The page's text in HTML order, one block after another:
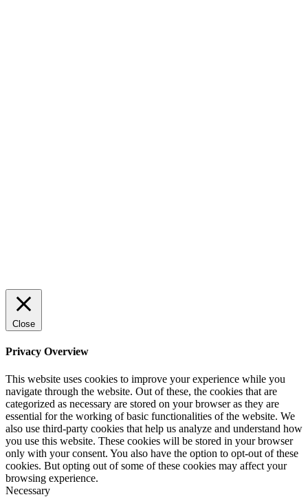
Close
Privacy Overview
This website uses cookies to improve your experience while you
navigate through the website. Out of these, the cookies that are
categorized as necessary are stored on your browser as they are
essential for the working of basic functionalities of the website. We
also use third-party cookies that help us analyze and understand how
you use this website. These cookies will be stored in your browser
only with your consent. You also have the option to opt-out of these
cookies. But opting out of some of these cookies may affect your
browsing experience.
Necessary